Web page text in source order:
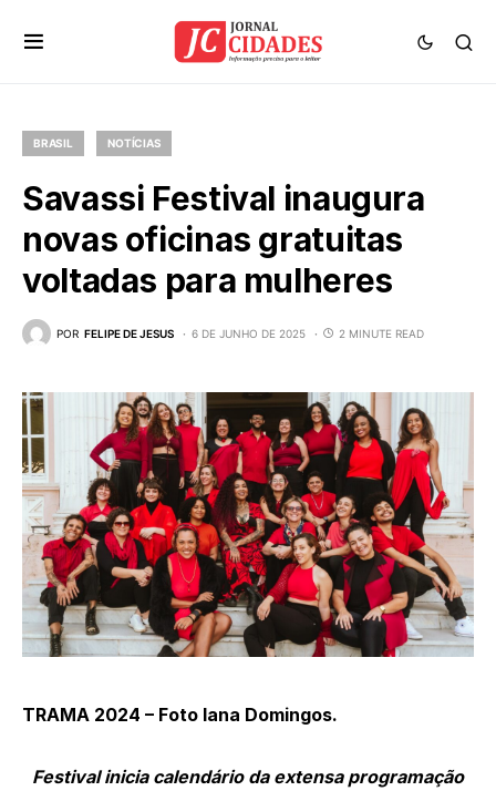
BRASIL NOTÍCIAS
Savassi Festival inaugura
novas oficinas gratuitas
voltadas para mulheres
POR FELIPE DE JESUS 6 DE JUNHO DE 2025 2 MINUTE READ
TRAMA 2024 – Foto Iana Domingos.
Festival inicia calendário da extensa programação